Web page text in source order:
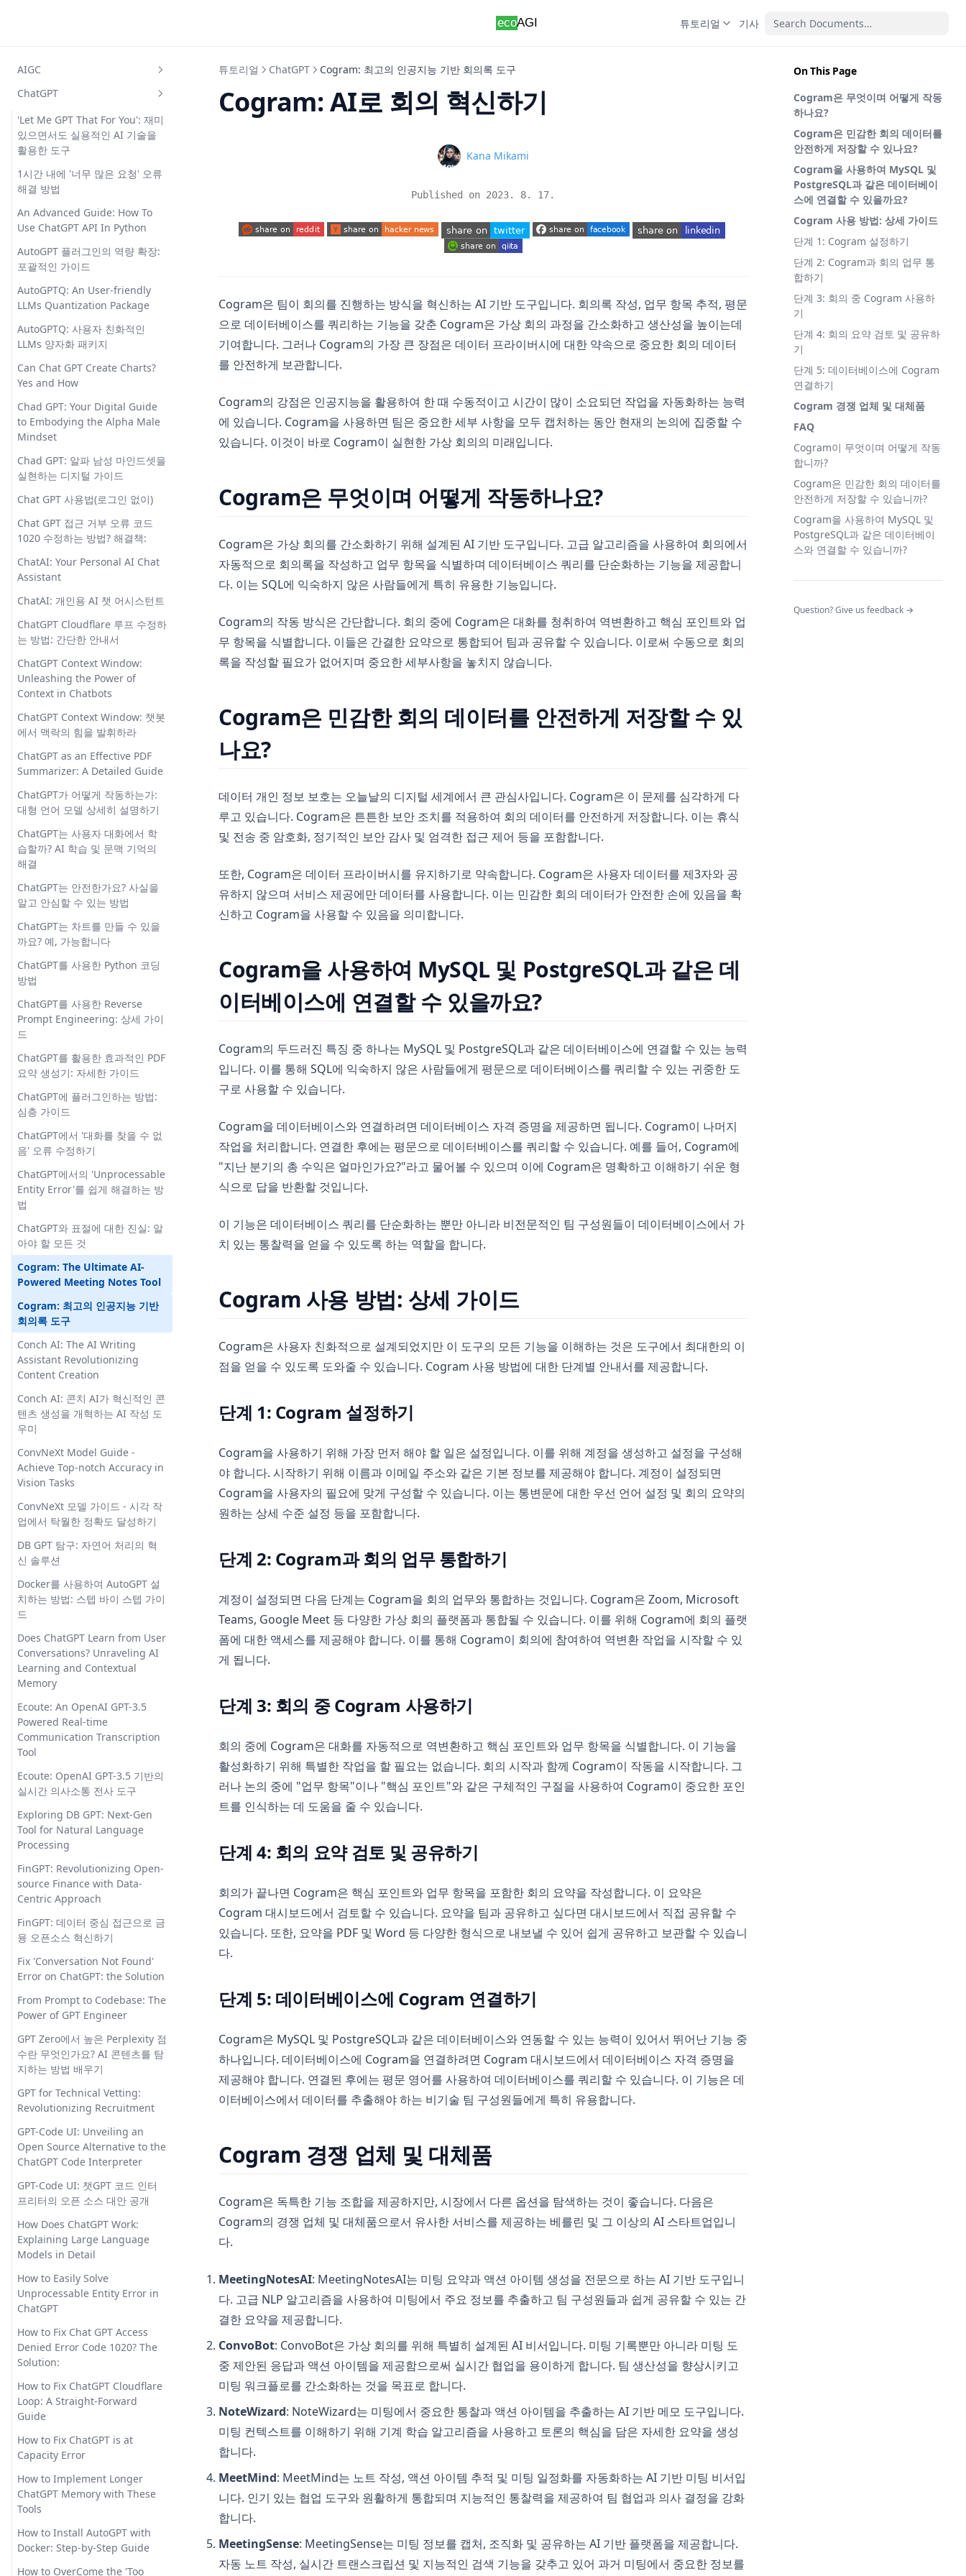
튜토리얼 기사
AIGC
A Comprehensive Guide to
Python
AIPRM for ChatGPT: Your One-
Prompts
Homeworkify & Its Top
Alternatives Review
ChatGPT를 위한 AIPRM:
ChatGPT 프롬프트의 원스톱 샵
Deciphering Pinecone AI:
Unlocking the Potential of
Semantic Search
DragGAN AI Photo Editor: The
Future of Image Editing
DragGAN AI 포토 에디터: 이미
지 편집의 미래
How to Make Your Own AI with
This Awesome Workflow
Is There AI that Can Make
Charts and Graphs?
Leonardo AI vs Midjourney:
Make the Right Choice
Leonardo AI 대 Midjourney: 올
바른 선택을하세요
The Ulitmate Stable Diffusion
Textual Inversion Guide
Utilizing StableStudio for
Optimal Stable Diffusion UI
VTuber Voice Changer: A Free
Tool for Crafting Unique
VTuber 음성 변경기: 독특한 가상
궁극의 스테이블 디퓨전 텍스트
숙제에 대한 대화형 GPT?
뷰
안정적인 Stable Diffusion UI 경
법
만드는 방법
공지능이 있을까요?
에 대한 종합 가이드
파인콘 AI 해석: 시맨틱 검색의 가
ChatGPT
'Let Me GPT That For You': 재미
있으면서도 실용적인 AI 기술을
활용한 도구
1시간 내에 '너무 많은 요청' 오류
해결 방법
An Advanced Guide: How To
Use ChatGPT API In Python
AutoGPT 플러그인의 역량 확장:
포괄적인 가이드
AutoGPTQ: An User-friendly
LLMs Quantization Package
AutoGPTQ: 사용자 친화적인
LLMs 양자화 패키지
Can Chat GPT Create Charts?
Yes and How
Chad GPT: Your Digital Guide
to Embodying the Alpha Male
Mindset
Chad GPT: 알파 남성 마인드셋을
실현하는 디지털 가이드
Chat GPT 사용법(로그인 없이)
Chat GPT 접근 거부 오류 코드
1020 수정하는 방법? 해결책:
ChatAI: Your Personal AI Chat
Assistant
ChatAI: 개인용 AI 챗 어시스턴트
ChatGPT Cloudflare 루프 수정하
는 방법: 간단한 안내서
ChatGPT Context Window:
Unleashing the Power of
Context in Chatbots
ChatGPT Context Window: 챗봇
에서 맥락의 힘을 발휘하라
ChatGPT as an Effective PDF
Summarizer: A Detailed Guide
ChatGPT가 어떻게 작동하는가:
대형 언어 모델 상세히 설명하기
ChatGPT는 사용자 대화에서 학
습할까? AI 학습 및 문맥 기억의
해결
ChatGPT는 안전한가요? 사실을
알고 안심할 수 있는 방법
ChatGPT는 차트를 만들 수 있을
까요? 예, 가능합니다
ChatGPT를 사용한 Python 코딩
방법
ChatGPT를 사용한 Reverse
Prompt Engineering: 상세 가이
드
ChatGPT를 활용한 효과적인 PDF
요약 생성기: 자세한 가이드
ChatGPT에 플러그인하는 방법:
심층 가이드
ChatGPT에서 '대화를 찾을 수 없
음' 오류 수정하기
ChatGPT에서의 'Unprocessable
Entity Error'를 쉽게 해결하는 방
법
ChatGPT와 표절에 대한 진실: 알
아야 할 모든 것
Cogram: The Ultimate AI-
Powered Meeting Notes Tool
Cogram: 최고의 인공지능 기반
회의록 도구
Conch AI: The AI Writing
Assistant Revolutionizing
Content Creation
Conch AI: 콘치 AI가 혁신적인 콘
텐츠 생성을 개혁하는 AI 작성 도
우미
ConvNeXt Model Guide -
Achieve Top-notch Accuracy in
Vision Tasks
ConvNeXt 모델 가이드 - 시각 작
업에서 탁월한 정확도 달성하기
DB GPT 탐구: 자연어 처리의 혁
신 솔루션
Docker를 사용하여 AutoGPT 설
치하는 방법: 스텝 바이 스텝 가이
드
Does ChatGPT Learn from User
Conversations? Unraveling AI
Learning and Contextual
Memory
Ecoute: An OpenAI GPT-3.5
Powered Real-time
Communication Transcription
Tool
Ecoute: OpenAI GPT-3.5 기반의
실시간 의사소통 전사 도구
Exploring DB GPT: Next-Gen
Tool for Natural Language
Processing
FinGPT: Revolutionizing Open-
source Finance with Data-
Centric Approach
FinGPT: 데이터 중심 접근으로 금
융 오픈소스 혁신하기
Fix 'Conversation Not Found'
Error on ChatGPT: the Solution
From Prompt to Codebase: The
Power of GPT Engineer
GPT Zero에서 높은 Perplexity 점
수란 무엇인가요? AI 콘텐츠를 탐
지하는 방법 배우기
GPT for Technical Vetting:
Revolutionizing Recruitment
GPT-Code UI: Unveiling an
Open Source Alternative to the
ChatGPT Code Interpreter
GPT-Code UI: 챗GPT 코드 인터
프리터의 오픈 소스 대안 공개
How Does ChatGPT Work:
Explaining Large Language
Models in Detail
How to Easily Solve
Unprocessable Entity Error in
ChatGPT
How to Fix Chat GPT Access
Denied Error Code 1020? The
Solution:
How to Fix ChatGPT Cloudflare
Loop: A Straight-Forward
Guide
How to Fix ChatGPT is at
Capacity Error
How to Implement Longer
ChatGPT Memory with These
Tools
How to Install AutoGPT with
Docker: Step-by-Step Guide
How to OverCome the 'Too
On This Page
Cogram은 무엇이며 어떻게 작동
하나요?
Cogram은 민감한 회의 데이터를
안전하게 저장할 수 있나요?
Cogram을 사용하여 MySQL 및
PostgreSQL과 같은 데이터베이
스에 연결할 수 있을까요?
Cogram 사용 방법: 상세 가이드
단계 1: Cogram 설정하기
단계 2: Cogram과 회의 업무 통
합하기
단계 3: 회의 중 Cogram 사용하
기
단계 4: 회의 요약 검토 및 공유하
기
단계 5: 데이터베이스에 Cogram
연결하기
Cogram 경쟁 업체 및 대체품
FAQ
Cogram이 무엇이며 어떻게 작동
합니까?
Cogram은 민감한 회의 데이터를
안전하게 저장할 수 있습니까?
Cogram을 사용하여 MySQL 및
PostgreSQL과 같은 데이터베이
스와 연결할 수 있습니까?
Question? Give us feedback →
튜토리얼 ChatGPT Cogram: 최고의 인공지능 기반 회의록 도구
Cogram: AI로 회의 혁신하기
Name
Kana Mikami
Published on 2023. 8. 17.
(opens in a new tab)
Cogram은 팀이 회의를 진행하는 방식을 혁신하는 AI 기반 도구입니다. 회의록 작성, 업무 항목 추적, 평문
으로 데이터베이스를 쿼리하는 기능을 갖춘 Cogram은 가상 회의 과정을 간소화하고 생산성을 높이는데
기여합니다. 그러나 Cogram의 가장 큰 장점은 데이터 프라이버시에 대한 약속으로 중요한 회의 데이터
를 안전하게 보관합니다.
Cogram의 강점은 인공지능을 활용하여 한 때 수동적이고 시간이 많이 소요되던 작업을 자동화하는 능력
에 있습니다. Cogram을 사용하면 팀은 중요한 세부 사항을 모두 캡처하는 동안 현재의 논의에 집중할 수
있습니다. 이것이 바로 Cogram이 실현한 가상 회의의 미래입니다.
Cogram은 무엇이며 어떻게 작동하나요?
Cogram은 가상 회의를 간소화하기 위해 설계된 AI 기반 도구입니다. 고급 알고리즘을 사용하여 회의에서
자동적으로 회의록을 작성하고 업무 항목을 식별하며 데이터베이스 쿼리를 단순화하는 기능을 제공합니
다. 이는 SQL에 익숙하지 않은 사람들에게 특히 유용한 기능입니다.
Cogram의 작동 방식은 간단합니다. 회의 중에 Cogram은 대화를 청취하여 역변환하고 핵심 포인트와 업
무 항목을 식별합니다. 이들은 간결한 요약으로 통합되어 팀과 공유할 수 있습니다. 이로써 수동으로 회의
록을 작성할 필요가 없어지며 중요한 세부사항을 놓치지 않습니다.
Cogram은 민감한 회의 데이터를 안전하게 저장할 수 있
나요?
데이터 개인 정보 보호는 오늘날의 디지털 세계에서 큰 관심사입니다. Cogram은 이 문제를 심각하게 다
루고 있습니다. Cogram은 튼튼한 보안 조치를 적용하여 회의 데이터를 안전하게 저장합니다. 이는 휴식
및 전송 중 암호화, 정기적인 보안 감사 및 엄격한 접근 제어 등을 포함합니다.
또한, Cogram은 데이터 프라이버시를 유지하기로 약속합니다. Cogram은 사용자 데이터를 제3자와 공
유하지 않으며 서비스 제공에만 데이터를 사용합니다. 이는 민감한 회의 데이터가 안전한 손에 있음을 확
신하고 Cogram을 사용할 수 있음을 의미합니다.
Cogram을 사용하여 MySQL 및 PostgreSQL과 같은 데
이터베이스에 연결할 수 있을까요?
Cogram의 두드러진 특징 중 하나는 MySQL 및 PostgreSQL과 같은 데이터베이스에 연결할 수 있는 능력
입니다. 이를 통해 SQL에 익숙하지 않은 사람들에게 평문으로 데이터베이스를 쿼리할 수 있는 귀중한 도
구로 사용할 수 있습니다.
Cogram을 데이터베이스와 연결하려면 데이터베이스 자격 증명을 제공하면 됩니다. Cogram이 나머지
작업을 처리합니다. 연결한 후에는 평문으로 데이터베이스를 쿼리할 수 있습니다. 예를 들어, Cogram에
"지난 분기의 총 수익은 얼마인가요?"라고 물어볼 수 있으며 이에 Cogram은 명확하고 이해하기 쉬운 형
식으로 답을 반환할 것입니다.
이 기능은 데이터베이스 쿼리를 단순화하는 뿐만 아니라 비전문적인 팀 구성원들이 데이터베이스에서 가
치 있는 통찰력을 얻을 수 있도록 하는 역할을 합니다.
Cogram 사용 방법: 상세 가이드
Cogram은 사용자 친화적으로 설계되었지만 이 도구의 모든 기능을 이해하는 것은 도구에서 최대한의 이
점을 얻을 수 있도록 도와줄 수 있습니다. Cogram 사용 방법에 대한 단계별 안내서를 제공합니다.
단계 1: Cogram 설정하기
Cogram을 사용하기 위해 가장 먼저 해야 할 일은 설정입니다. 이를 위해 계정을 생성하고 설정을 구성해
야 합니다. 시작하기 위해 이름과 이메일 주소와 같은 기본 정보를 제공해야 합니다. 계정이 설정되면
Cogram을 사용자의 필요에 맞게 구성할 수 있습니다. 이는 통변문에 대한 우선 언어 설정 및 회의 요약의
원하는 상세 수준 설정 등을 포함합니다.
단계 2: Cogram과 회의 업무 통합하기
계정이 설정되면 다음 단계는 Cogram을 회의 업무와 통합하는 것입니다. Cogram은 Zoom, Microsoft
Teams, Google Meet 등 다양한 가상 회의 플랫폼과 통합될 수 있습니다. 이를 위해 Cogram에 회의 플랫
폼에 대한 액세스를 제공해야 합니다. 이를 통해 Cogram이 회의에 참여하여 역변환 작업을 시작할 수 있
게 됩니다.
단계 3: 회의 중 Cogram 사용하기
회의 중에 Cogram은 대화를 자동적으로 역변환하고 핵심 포인트와 업무 항목을 식별합니다. 이 기능을
활성화하기 위해 특별한 작업을 할 필요는 없습니다. 회의 시작과 함께 Cogram이 작동을 시작합니다. 그
러나 논의 중에 "업무 항목"이나 "핵심 포인트"와 같은 구체적인 구절을 사용하여 Cogram이 중요한 포인
트를 인식하는 데 도움을 줄 수 있습니다.
단계 4: 회의 요약 검토 및 공유하기
회의가 끝나면 Cogram은 핵심 포인트와 업무 항목을 포함한 회의 요약을 작성합니다. 이 요약은
Cogram 대시보드에서 검토할 수 있습니다. 요약을 팀과 공유하고 싶다면 대시보드에서 직접 공유할 수
있습니다. 또한, 요약을 PDF 및 Word 등 다양한 형식으로 내보낼 수 있어 쉽게 공유하고 보관할 수 있습니
다.
단계 5: 데이터베이스에 Cogram 연결하기
Cogram은 MySQL 및 PostgreSQL과 같은 데이터베이스와 연동할 수 있는 능력이 있어서 뛰어난 기능 중
하나입니다. 데이터베이스에 Cogram을 연결하려면 Cogram 대시보드에서 데이터베이스 자격 증명을
제공해야 합니다. 연결된 후에는 평문 영어를 사용하여 데이터베이스를 쿼리할 수 있습니다. 이 기능은 데
이터베이스에서 데이터를 추출해야 하는 비기술 팀 구성원들에게 특히 유용합니다.
Cogram 경쟁 업체 및 대체품
Cogram은 독특한 기능 조합을 제공하지만, 시장에서 다른 옵션을 탐색하는 것이 좋습니다. 다음은
Cogram의 경쟁 업체 및 대체품으로서 유사한 서비스를 제공하는 베를린 및 그 이상의 AI 스타트업입니
다.
MeetingNotesAI: MeetingNotesAI는 미팅 요약과 액션 아이템 생성을 전문으로 하는 AI 기반 도구입니
다. 고급 NLP 알고리즘을 사용하여 미팅에서 주요 정보를 추출하고 팀 구성원들과 쉽게 공유할 수 있는 간
결한 요약을 제공합니다.
ConvoBot: ConvoBot은 가상 회의를 위해 특별히 설계된 AI 비서입니다. 미팅 기록뿐만 아니라 미팅 도
중 제안된 응답과 액션 아이템을 제공함으로써 실시간 협업을 용이하게 합니다. 팀 생산성을 향상시키고
미팅 워크플로를 간소화하는 것을 목표로 합니다.
NoteWizard: NoteWizard는 미팅에서 중요한 통찰과 액션 아이템을 추출하는 AI 기반 메모 도구입니다.
미팅 컨텍스트를 이해하기 위해 기계 학습 알고리즘을 사용하고 토론의 핵심을 담은 자세한 요약을 생성
합니다.
MeetMind: MeetMind는 노트 작성, 액션 아이템 추적 및 미팅 일정화를 자동화하는 AI 기반 미팅 비서입
니다. 인기 있는 협업 도구와 원활하게 통합되며 지능적인 통찰력을 제공하여 팀 협업과 의사 결정을 강화
합니다.
MeetingSense: MeetingSense는 미팅 정보를 캡처, 조직화 및 공유하는 AI 기반 플랫폼을 제공합니다.
자동 노트 작성, 실시간 트랜스크립션 및 지능적인 검색 기능을 갖추고 있어 과거 미팅에서 중요한 정보를